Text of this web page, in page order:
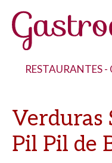
RESTAURANTES-
Verduras
Pil Pil de